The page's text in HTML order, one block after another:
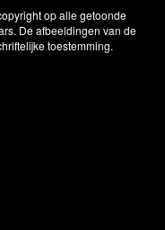
op alle getoonde
De afbeeldingen van de
toestemming.